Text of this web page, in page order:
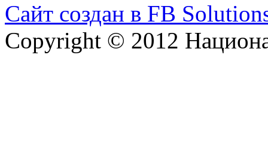
Сайт создан в FB
Copyright © 2012